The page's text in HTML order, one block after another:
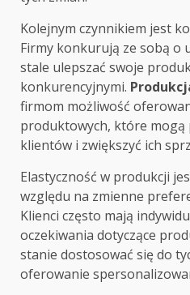
Kolejnym czynnikiem jest
Firmy konkurują ze sobą o
stale ulepszać swoje
konkurencyjnymi.
firmom możliwość
produktowych, które mogą
klientów i zwiększyć ich
Elastyczność w produkcji
względu na zmienne
Klienci często mają
oczekiwania dotyczące
stanie dostosować się do
oferowanie